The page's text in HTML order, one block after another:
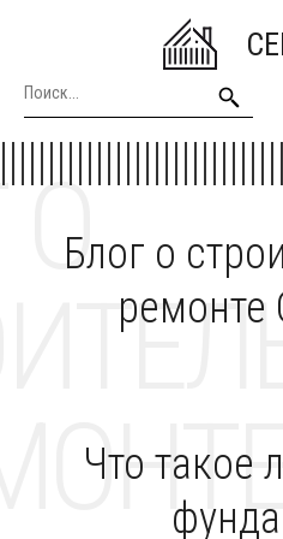
Блог о
ремонте
О
Что такое